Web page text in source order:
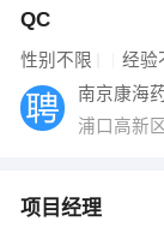
QC
性别不限 经验
南京康海
浦口高新
项目经理